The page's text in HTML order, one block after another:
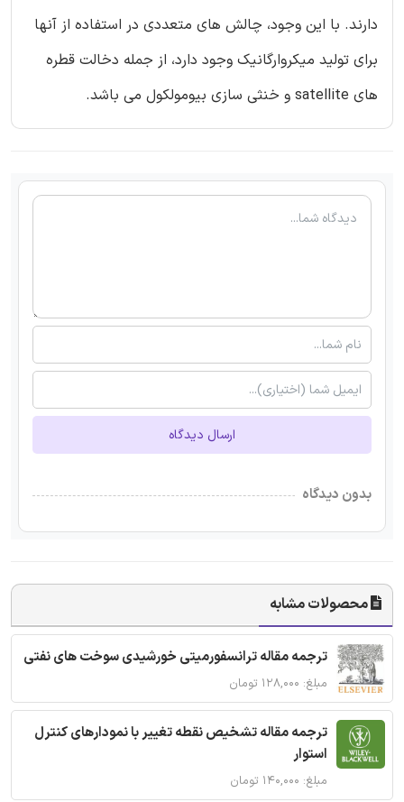
دارند. با این وجود، چالش های متعددی در استفاده از آنها
برای تولید میکروارگانیک وجود دارد، از جمله دخالت قطره
های satellite و خنثی سازی بیومولکول می باشد.
ارسال دیدگاه
بدون دیدگاه
محصولات مشابه
ترجمه مقاله ترانسفورمیتی خورشیدی سوخت های نفتی
مبلغ: ۱۲۸,۰۰۰ تومان
ترجمه مقاله تشخیص نقطه تغییر با نمودارهای کنترل
استوار
مبلغ: ۱۴۰,۰۰۰ تومان